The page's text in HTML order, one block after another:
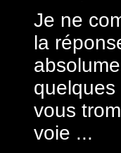
Je ne
la
vous
voie ...